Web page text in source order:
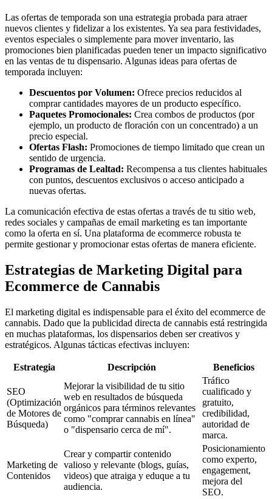
Las ofertas de temporada son una estrategia probada para atraer
nuevos clientes y fidelizar a los existentes. Ya sea para festividades,
eventos especiales o simplemente para mover inventario, las
promociones bien planificadas pueden tener un impacto significativo
en las ventas de tu dispensario. Algunas ideas para ofertas de
temporada incluyen:
Descuentos por Volumen: Ofrece precios reducidos al
comprar cantidades mayores de un producto específico.
Paquetes Promocionales: Crea combos de productos (por
ejemplo, un producto de floración con un concentrado) a un
precio especial.
Ofertas Flash: Promociones de tiempo limitado que crean un
sentido de urgencia.
Programas de Lealtad: Recompensa a tus clientes habituales
con puntos, descuentos exclusivos o acceso anticipado a
nuevas ofertas.
La comunicación efectiva de estas ofertas a través de tu sitio web,
redes sociales y campañas de email marketing es tan importante
como la oferta en sí. Una plataforma de ecommerce robusta te
permite gestionar y promocionar estas ofertas de manera eficiente.
Estrategias de Marketing Digital para
Ecommerce de Cannabis
El marketing digital es indispensable para el éxito del ecommerce de
cannabis. Dado que la publicidad directa de cannabis está restringida
en muchas plataformas, los dispensarios deben ser creativos y
estratégicos. Algunas tácticas efectivas incluyen:
Estrategia Descripción Beneficios
SEO
(Optimización
de Motores de
Búsqueda)
Mejorar la visibilidad de tu sitio
web en resultados de búsqueda
orgánicos para términos relevantes
como "comprar cannabis en línea"
o "dispensario cerca de mí".
Tráfico
cualificado y
gratuito,
credibilidad,
autoridad de
marca.
Marketing de
Contenidos
Crear y compartir contenido
valioso y relevante (blogs, guías,
videos) que atraiga y eduque a tu
audiencia.
Posicionamiento
como experto,
engagement,
mejora del
SEO.